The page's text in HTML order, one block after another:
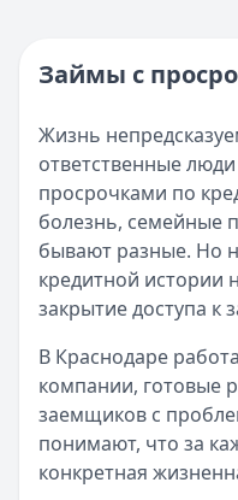
Категория:МФО и
Все статьи
Возврат переплаты в
Опубликовано:5
Категория:МФО
Читать новость
Срочный микрозайм 15
Кратко:Нужны 15 000
Опубликовано:5
Категория:МФО
Рекордный рост доли
Кратко:В III квартале
Опубликовано: 5
Категория:МФО
Читать новость
Займы с
Жизнь
ответственные люди
просрочками по
болезнь,
бывают разные. Но
кредитной истории
закрытие доступа к
В Краснодаре
компании, готовые
заемщиков с
понимают, что за
конкретная